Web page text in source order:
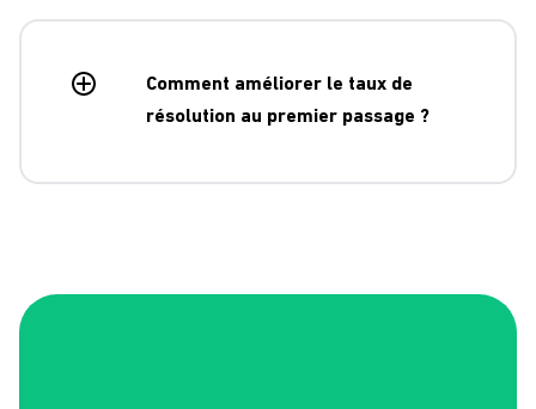
les coûts et d’améliorer la qualité de service.
Comment améliorer le taux de
résolution au premier passage ?
informations client.